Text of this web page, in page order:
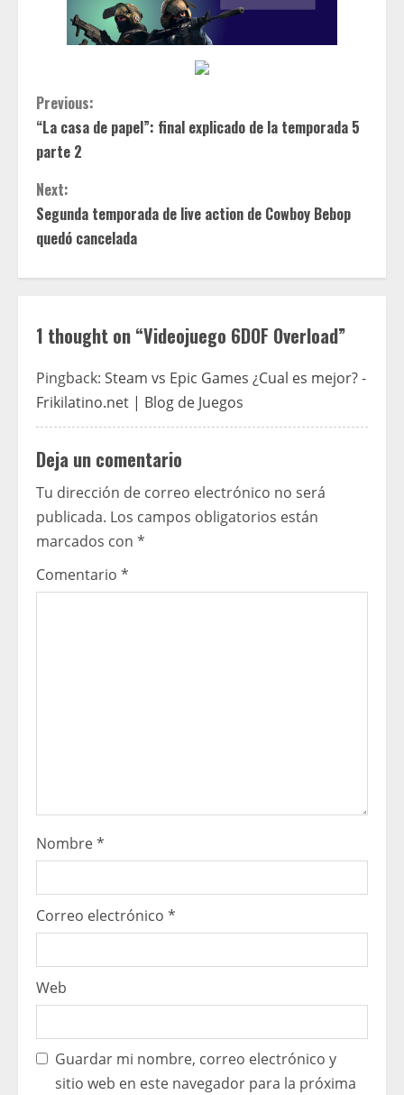
C
o
n
t
i
u
e
R
e
a
d
i
n
Previous:
“La casa de papel”: final explicado de la temporada 5
parte 2
Next:
Segunda temporada de live action de Cowboy Bebop
quedó cancelada
1 thought on “Videojuego 6DOF Overload”
Pingback: Steam vs Epic Games ¿Cual es mejor? -
Frikilatino.net | Blog de Juegos
Deja un comentario
Tu dirección de correo electrónico no será
publicada. Los campos obligatorios están
marcados con *
Comentario *
Nombre*
Correo electrónico *
Web
Guardar mi nombre, correo electrónico y
sitio web en este navegador para la próxima